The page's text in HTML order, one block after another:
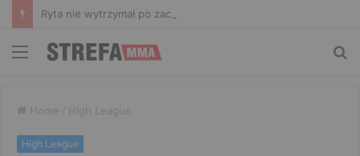
Menu
Home / High League
High League